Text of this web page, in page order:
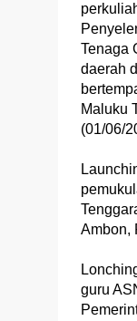
Tenaga
daerah
Maluku
(01/06/
Ambon,
guru